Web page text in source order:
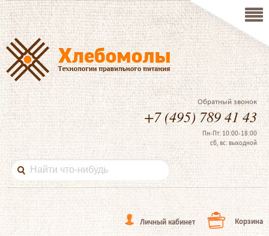
Обратный звонок
+7 (495) 789 41 43
Пн-Пт: 10:00-18:00
сб, вс: выходной
Личный кабинет Корзина